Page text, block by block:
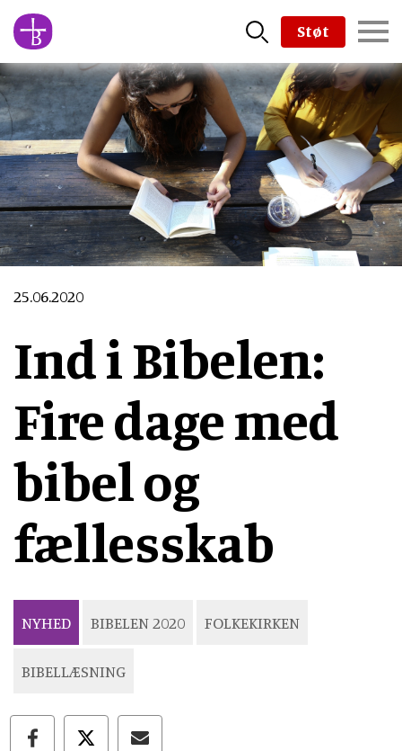
Skip
to
main
content
Støt
25.06.2020
Ind i Bibelen:
Fire dage med
bibel og
fællesskab
NYHED BIBELEN 2020 FOLKEKIRKEN
BIBELLÆSNING